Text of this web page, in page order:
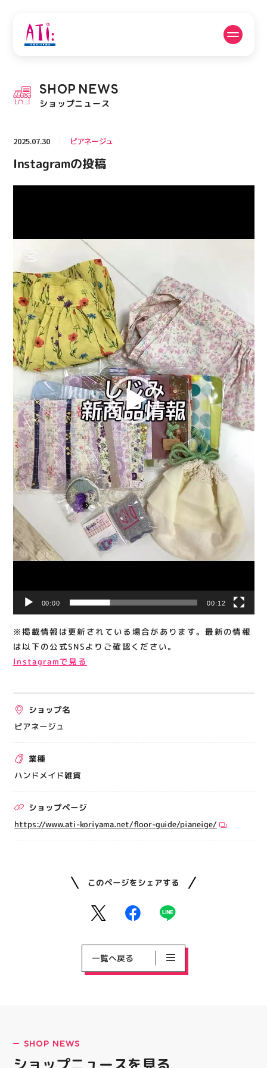
PICK UP NEWS
ピックアップニュース
フロアガイド
関連情報
お知らせ
お問い合わせ
プライバシーポリシー
サイトポリシー
運営会社
出店をご検討の方へ
テナント出店募集
催事出店募集
アティビジョンについて
SHOP NEWS
ショップニュース
2025.07.30 ピアネージュ
Instagramの投稿
動
ー
00:00 00:12
※掲載情報は更新されている場合があります。最新の情報
は以下の公式SNSよりご確認ください。
Instagramで見る
ショップ名
ピアネージュ
業種
ハンドメイド雑貨
ショップページ
https://www.ati-koriyama.net/floor-guide/pianeige/
このページをシェアする
一覧へ戻る
SHOP NEWS